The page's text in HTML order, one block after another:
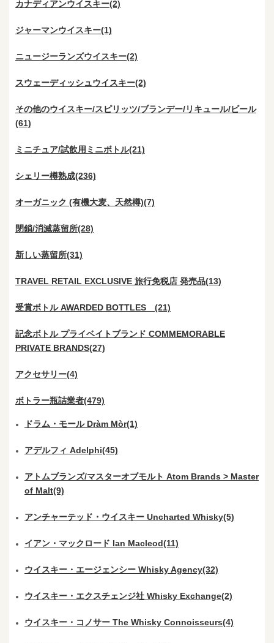
カナディアンウイスキー(2)
ジャーマンウイスキー(1)
ニュージーランズウイスキー(2)
スウェーディッシュウイスキー(2)
その他のウイスキー/スピリッツ/ブランデー/リキュール/ビール
(61)
ミニチュア/試飲用ミニボトル(21)
シェリー樽熟成(236)
オーガニック (有機大麦、天然樽)(7)
閉鎖/消滅蒸留所(28)
新しい蒸留所(31)
TRAVEL RETAIL EXCLUSIVE 旅行免税店 発売品(13)
受賞ボトル AWARDED BOTTLES (21)
記念ボトル プライベイトブランド COMMEMORABLE
PRIVATE BRANDS(27)
アクセサリー(4)
ボトラー瓶詰業者(479)
ドラム・モール Dràm Mòr(1)
アデルフィ Adelphi(45)
アトムブランズ/マスターオブモルト Atom Brands > Master
of Malt(9)
アンチャーテッド・ウイスキー Uncharted Whisky(5)
イアン・マックロード Ian Macleod(11)
ウイスキー・エージェンシー Whisky Agency(32)
ウイスキー・エクスチェンジ社 Whisky Exchange(2)
ウイスキー・コノサー The Whisky Connoisseurs(4)